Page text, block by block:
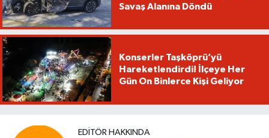
Savaş Alanına Döndü
Konserler Taşköprü’yü
Hareketlendirdi! İlçeye Her
Gün On Binlerce Kişi Geliyor
EDITÖR HAKKINDA